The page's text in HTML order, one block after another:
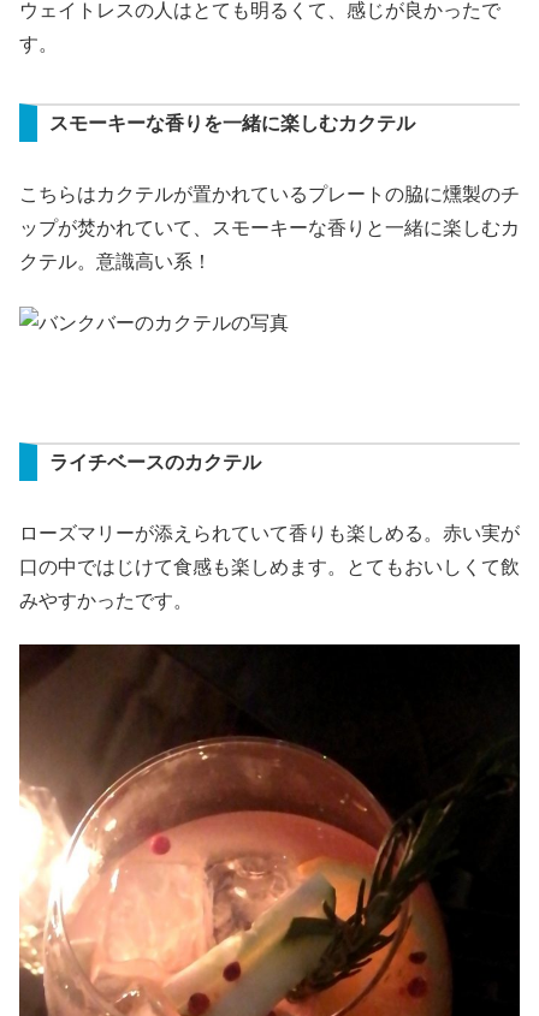
ウェイトレスの人はとても明るくて、感じが良かったで
す。
スモーキーな香りを一緒に楽しむカクテル
こちらはカクテルが置かれているプレートの脇に燻製のチ
ップが焚かれていて、スモーキーな香りと一緒に楽しむカ
クテル。意識高い系！
ライチベースのカクテル
ローズマリーが添えられていて香りも楽しめる。赤い実が
口の中ではじけて食感も楽しめます。とてもおいしくて飲
みやすかったです。